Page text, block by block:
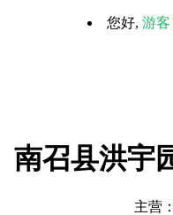
您好, 游客
南召县洪宇
主营